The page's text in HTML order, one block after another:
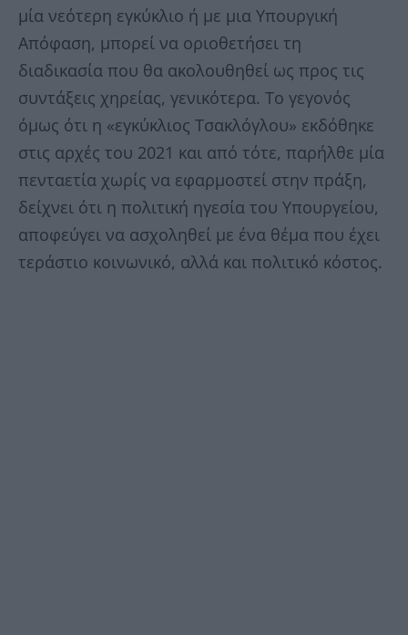
μία νεότερη εγκύκλιο ή με μια Υπουργική
Απόφαση, μπορεί να οριοθετήσει τη
διαδικασία που θα ακολουθηθεί ως προς τις
συντάξεις χηρείας, γενικότερα. Το γεγονός
όμως ότι η «εγκύκλιος Τσακλόγλου» εκδόθηκε
στις αρχές του 2021 και από τότε, παρήλθε μία
πενταετία χωρίς να εφαρμοστεί στην πράξη,
δείχνει ότι η πολιτική ηγεσία του Υπουργείου,
αποφεύγει να ασχοληθεί με ένα θέμα που έχει
τεράστιο κοινωνικό, αλλά και πολιτικό κόστος.